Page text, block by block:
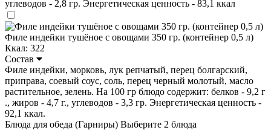
углеводов - 2,8 гр. Энергетическая ценность - 83,1 ккал
Филе индейки тушёное с овощами 350 гр. (контейнер 0,5 л)
Ккал: 322
Состав
Филе индейки, морковь, лук репчатый, перец болгарский,
приправа, соевый соус, соль, перец черный молотый, масло
растительное, зелень. На 100 гр блюдо содержит: белков - 9,2 г
., жиров - 4,7 г., углеводов - 3,3 гр. Энергетическая ценность -
92,1 ккал.
Блюда для обеда (Гарниры) Выберите 2 блюда